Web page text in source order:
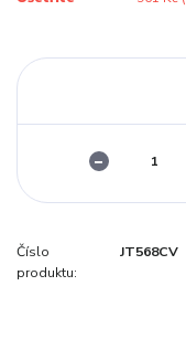
Číslo
produktu:
JT568CV